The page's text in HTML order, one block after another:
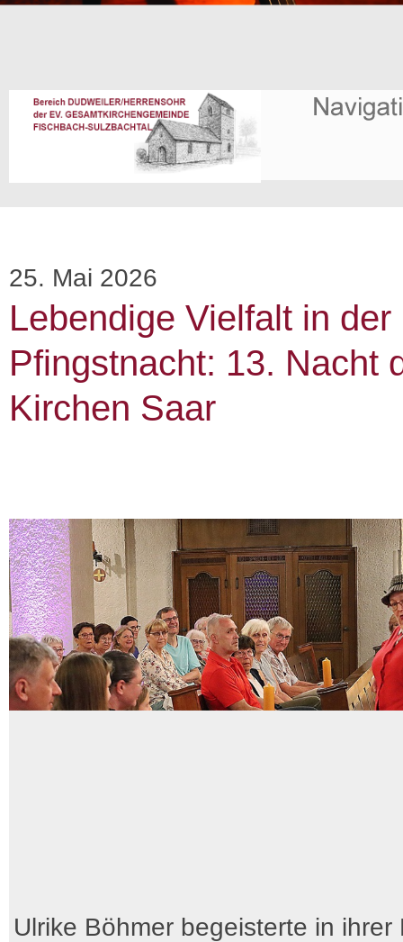
25. Mai 2026
Lebendige Vielfalt in der
Pfingstnacht: 13. Nacht
Kirchen Saar
Ulrike Böhmer begeisterte in ihrer